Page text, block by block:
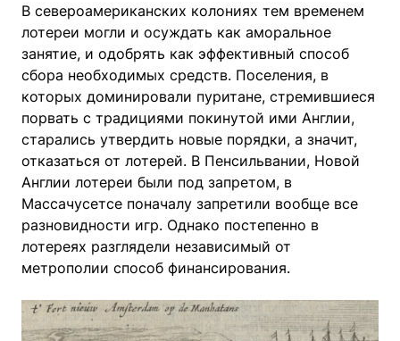
В североамериканских колониях тем временем
лотереи могли и осуждать как аморальное
занятие, и одобрять как эффективный способ
сбора необходимых средств. Поселения, в
которых доминировали пуритане, стремившиеся
порвать с традициями покинутой ими Англии,
старались утвердить новые порядки, а значит,
отказаться от лотерей. В Пенсильвании, Новой
Англии лотереи были под запретом, в
Массачусетсе поначалу запретили вообще все
разновидности игр. Однако постепенно в
лотереях разглядели независимый от
метрополии способ финансирования.